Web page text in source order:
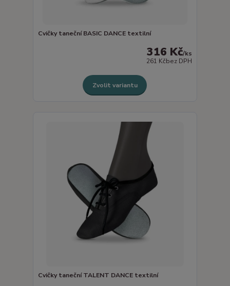
Cvičky taneční BASIC DANCE textilní
316 Kč/ks
261 Kčbez DPH
Zvolit variantu
Cvičky taneční TALENT DANCE textilní